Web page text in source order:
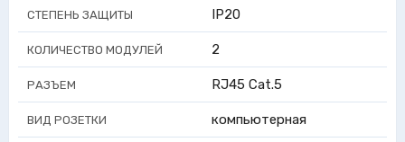
СТЕПЕНЬ ЗАЩИТЫ IP20
КОЛИЧЕСТВО МОДУЛЕЙ 2
РАЗЪЕМ RJ45 Cat.5
ВИД РОЗЕТКИ компьютерная